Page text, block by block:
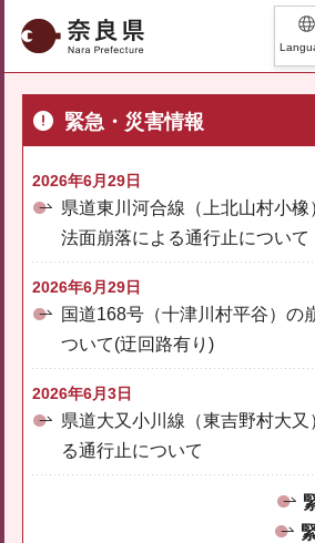
奈良県
緊急・災害情報
2026年6月29日
県道東川河合線（上北山村小
法面崩落による通行止について
2026年6月29日
国道168号（十津川村平谷）の
ついて(迂回路有り)
2026年6月3日
県道大又小川線（東吉野村大又
る通行止について